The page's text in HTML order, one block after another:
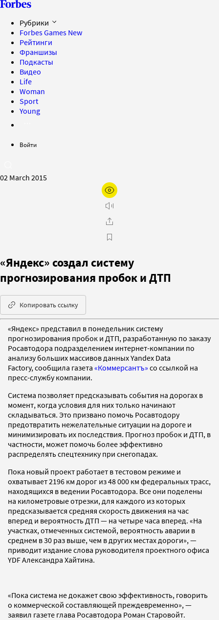
Рубрики
Forbes Games New
Рейтинги
Франшизы
Подкасты
Видео
Life
Woman
Sport
Young
Войти
02 March 2015
«Яндекс» создал систему
прогнозирования пробок и ДТП
Копировать ссылку
«Яндекс» представил в понедельник систему
прогнозирования пробок и ДТП, разработанную по заказу
Росавтодора подразделением интернет-компании по
анализу больших массивов данных Yandex Data
Factory, сообщила газета «Коммерсантъ» со ссылкой на
пресс-службу компании.
Система позволяет предсказывать события на дорогах в
момент, когда условия для них только начинают
складываться. Это призвано помочь Росавтодору
предотвратить нежелательные ситуации на дороге и
минимизировать их последствия. Прогноз пробок и ДТП, в
частности, может помочь более эффективно
распределять спецтехнику при снегопадах.
Пока новый проект работает в тестовом режиме и
охватывает 2196 км дорог из 48 000 км федеральных трасс,
находящихся в ведении Росавтодора. Все они поделены
на километровые отрезки, для каждого из которых
предсказывается средняя скорость движения на час
вперед и вероятность ДТП — на четыре часа вперед. «На
участках, отмеченных системой, вероятность аварии в
среднем в 30 раз выше, чем в других местах дороги», —
приводит издание слова руководителя проектного офиса
YDF Александра Хайтина.
«Пока система не докажет свою эффективность, говорить
о коммерческой составляющей преждевременно», —
заявил газете глава Росавтодора Роман Старовойт.